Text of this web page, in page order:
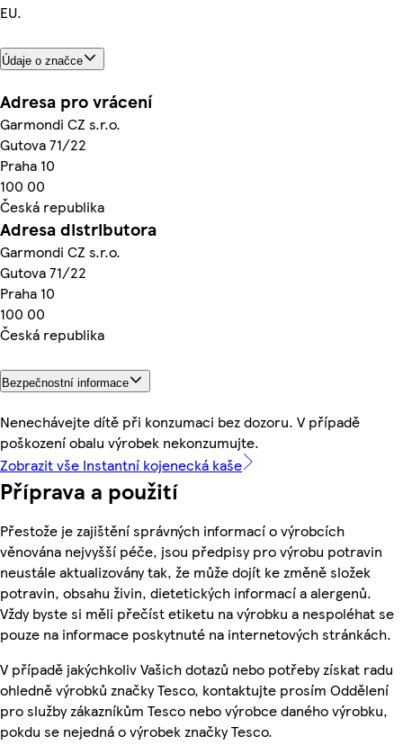
EU.
Údaje o značce
Adresa pro vrácení
Garmondi CZ s.r.o.
Gutova 71/22
Praha 10
100 00
Česká republika
Adresa distributora
Garmondi CZ s.r.o.
Gutova 71/22
Praha 10
100 00
Česká republika
Bezpečnostní informace
Nenechávejte dítě při konzumaci bez dozoru. V případě
poškození obalu výrobek nekonzumujte.
Zobrazit vše Instantní kojenecká kaše
Příprava a použití
Přestože je zajištění správných informací o výrobcích
věnována nejvyšší péče, jsou předpisy pro výrobu potravin
neustále aktualizovány tak, že může dojít ke změně složek
potravin, obsahu živin, dietetických informací a alergenů.
Vždy byste si měli přečíst etiketu na výrobku a nespoléhat se
pouze na informace poskytnuté na internetových stránkách.
V případě jakýchkoliv Vašich dotazů nebo potřeby získat radu
ohledně výrobků značky Tesco, kontaktujte prosím Oddělení
pro služby zákazníkům Tesco nebo výrobce daného výrobku,
pokdu se nejedná o výrobek značky Tesco.